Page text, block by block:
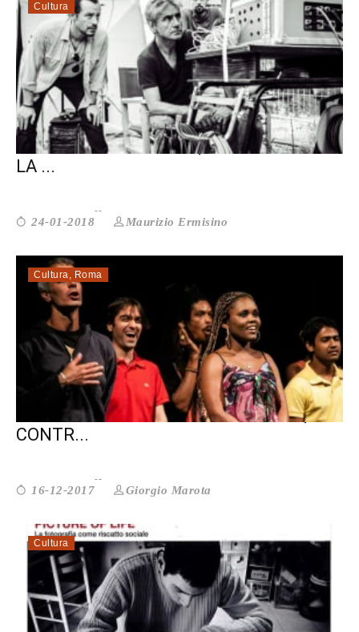
Cultura
LIGABUE: AMO L’ITALIA, NONOSTANTE
LA ...
24-01-2018 Maurizio Ermisino
Cultura, Roma
LO HUMOR NERO DI BLACK REALITY,
CONTR...
16-12-2017 Giorgio Marota
Cultura